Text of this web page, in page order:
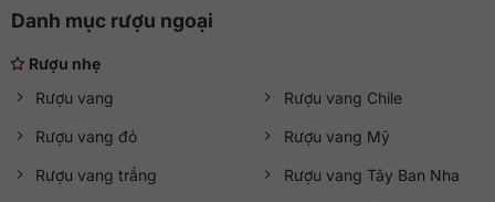
Danh mục rượu ngoại
Rượu nhẹ
Rượu vang
Rượu vang đỏ
Rượu vang trắng
Rượu vang Chile
Rượu vang Mỹ
Rượu vang Tây Ban Nha